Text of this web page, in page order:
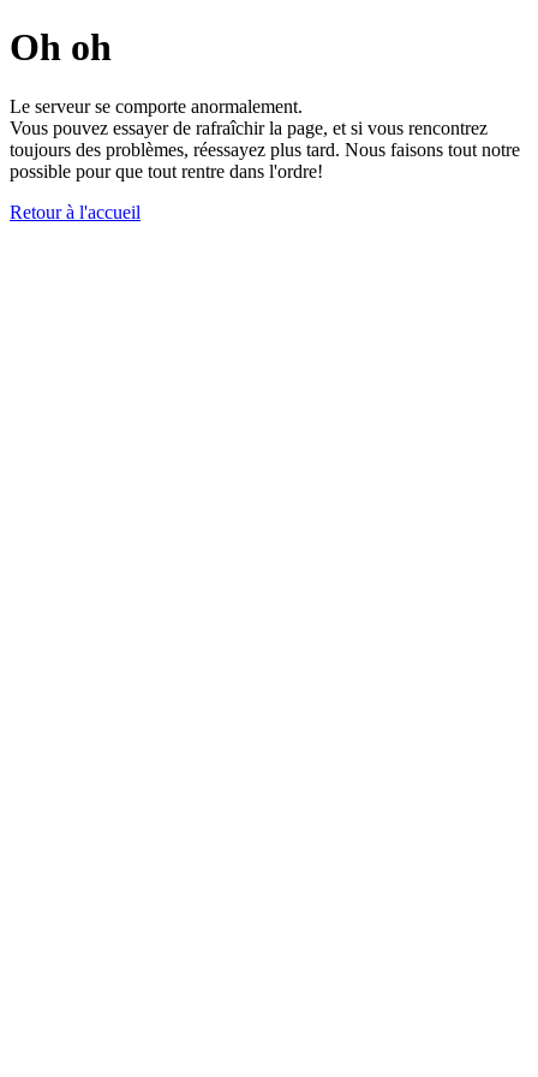
Oh oh
Le serveur se comporte anormalement.
Vous pouvez essayer de rafraîchir la page, et si vous rencontrez
toujours des problèmes, réessayez plus tard. Nous faisons tout notre
possible pour que tout rentre dans l'ordre!
Retour à l'accueil